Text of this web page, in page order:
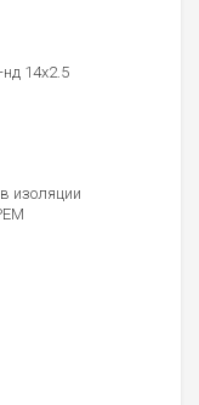
14х2.5
изоляции